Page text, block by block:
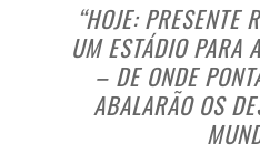
“HOJE: PRESENTE
UM ESTÁDIO PARA
– DE ONDE
ABALARÃO OS